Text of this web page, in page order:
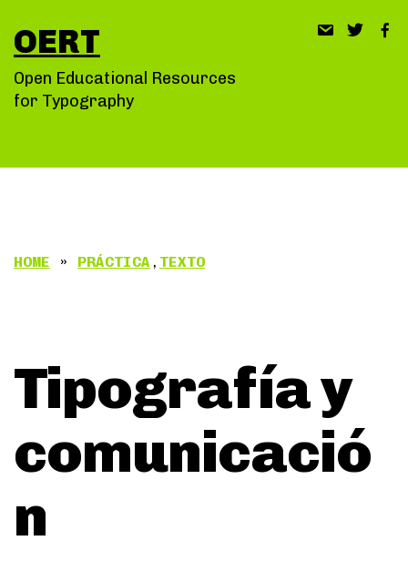
al
contenido
OERT
Open Educational Resources
for Typography
HOME » PRÁCTICA , TEXTO
Tipografía y
comunicació
n